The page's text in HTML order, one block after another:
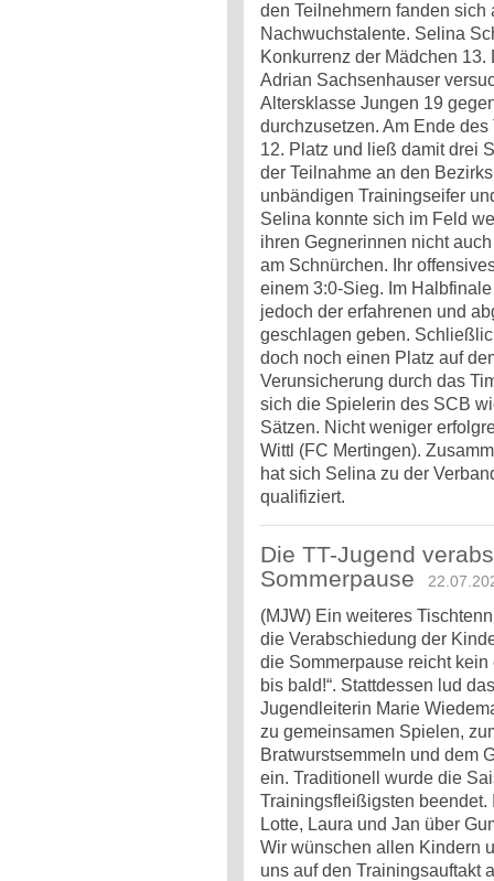
den Teilnehmern fanden
Nachwuchstalente. Selina
Konkurrenz der Mädchen
Adrian Sachsenhauser
Altersklasse Jungen 19
durchzusetzen. Am Ende
12. Platz und ließ damit drei
der Teilnahme an den
unbändigen Trainingseifer
Selina konnte sich im Feld
ihren Gegnerinnen nicht
am Schnürchen. Ihr
einem 3:0-Sieg. Im
jedoch der erfahrenen und
geschlagen geben.
doch noch einen Platz auf
Verunsicherung durch das
sich die Spielerin des SCB
Sätzen. Nicht weniger
Wittl (FC Mertingen).
hat sich Selina zu der
qualifiziert.
Die TT-Jugend
Sommerpause
(MJW) Ein weiteres
die Verabschiedung der
die Sommerpause reicht kein
bis bald!“. Stattdessen lud
Jugendleiterin Marie
zu gemeinsamen Spielen,
Bratwurstsemmeln und dem
ein. Traditionell wurde die
Trainingsfleißigsten beendet.
Lotte, Laura und Jan über
Wir wünschen allen Kindern
uns auf den Trainingsauftakt